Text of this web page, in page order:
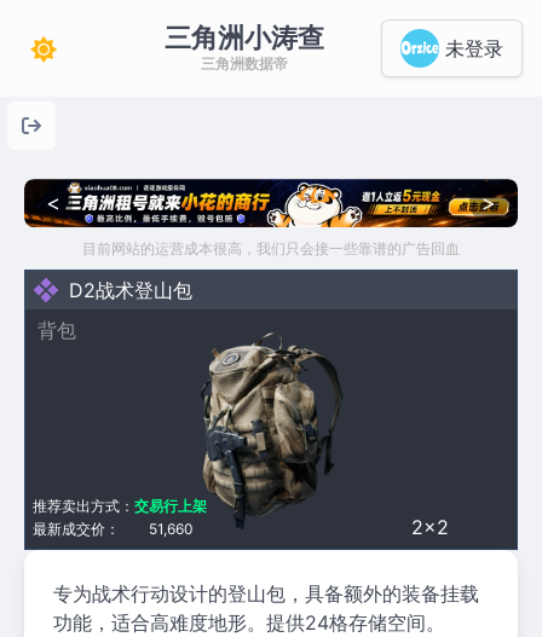
三角洲小涛查
三角洲数据帝
未登录
< >
目前网站的运营成本很高，我们只会接一些靠谱的广告回血
D2战术登山包
背包
2×2
最新成交价： 51,660
推荐卖出方式： 交易行上架
专为战术行动设计的登山包，具备额外的装备挂载
功能，适合高难度地形。提供24格存储空间。